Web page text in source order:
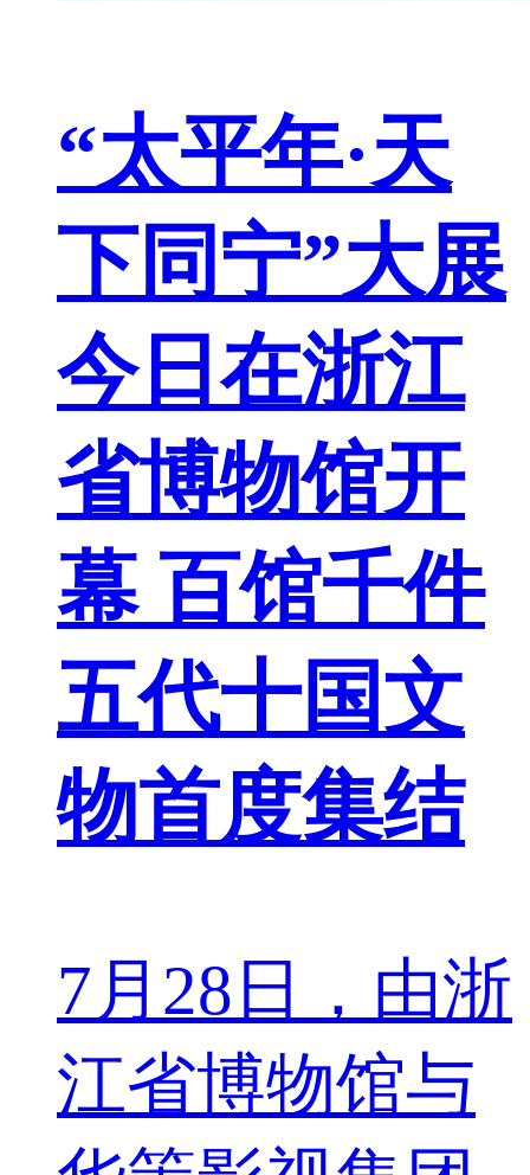
“太平年·天
下同宁”大展
今日在浙江
省博物馆开
幕 百馆千件
五代十国文
物首度集结
7月28日，由浙
江省博物馆与